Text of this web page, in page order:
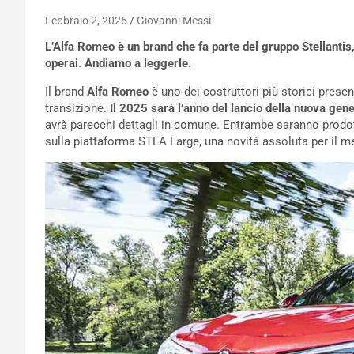
Febbraio 2, 2025 Giovanni Messi
L’Alfa Romeo è un brand che fa parte del gruppo
operai. Andiamo a leggerle.
Il brand Alfa Romeo è uno dei costruttori più storici
transizione.
Il 2025 sarà l’anno del lancio della nuova
avrà parecchi dettagli in comune. Entrambe saranno
sulla piattaforma STLA Large, una novità assoluta per il